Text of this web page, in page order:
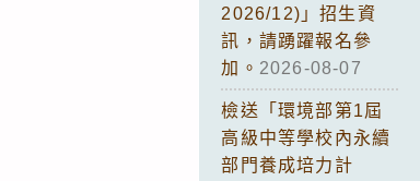
2026/12)」招生資
訊，請踴躍報名參
加。 2026-08-07
檢送「環境部第1屆
高級中等學校內永續
部門養成培力計